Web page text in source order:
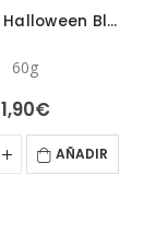
Telaraña Halloween Blanco
60g
1,90€
AÑADIR